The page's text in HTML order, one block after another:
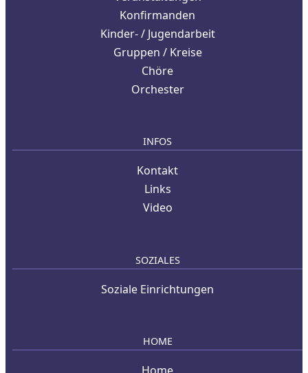
Konfirmanden
Kinder- / Jugendarbeit
Gruppen / Kreise
Chöre
Orchester
INFOS
Kontakt
Links
Video
SOZIALES
Soziale Einrichtungen
HOME